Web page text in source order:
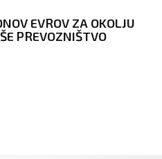
EVROV ZA OKOLJU
PREVOZNIŠTVO